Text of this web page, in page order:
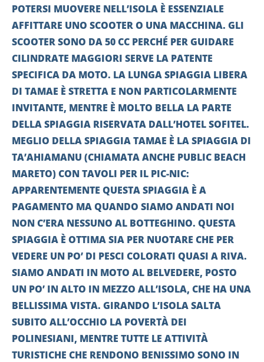
POTERSI MUOVERE NELL’ISOLA È ESSENZIALE
AFFITTARE UNO SCOOTER O UNA MACCHINA. GLI
SCOOTER SONO DA 50 CC PERCHÉ PER GUIDARE
CILINDRATE MAGGIORI SERVE LA PATENTE
SPECIFICA DA MOTO. LA LUNGA SPIAGGIA LIBERA
DI TAMAE È STRETTA E NON PARTICOLARMENTE
INVITANTE, MENTRE È MOLTO BELLA LA PARTE
DELLA SPIAGGIA RISERVATA DALL’HOTEL SOFITEL.
MEGLIO DELLA SPIAGGIA TAMAE È LA SPIAGGIA DI
TA’AHIAMANU (CHIAMATA ANCHE PUBLIC BEACH
MARETO) CON TAVOLI PER IL PIC-NIC:
APPARENTEMENTE QUESTA SPIAGGIA È A
PAGAMENTO MA QUANDO SIAMO ANDATI NOI
NON C’ERA NESSUNO AL BOTTEGHINO. QUESTA
SPIAGGIA È OTTIMA SIA PER NUOTARE CHE PER
VEDERE UN PO’ DI PESCI COLORATI QUASI A RIVA.
SIAMO ANDATI IN MOTO AL BELVEDERE, POSTO
UN PO’ IN ALTO IN MEZZO ALL’ISOLA, CHE HA UNA
BELLISSIMA VISTA. GIRANDO L’ISOLA SALTA
SUBITO ALL’OCCHIO LA POVERTÀ DEI
POLINESIANI, MENTRE TUTTE LE ATTIVITÀ
TURISTICHE CHE RENDONO BENISSIMO SONO IN